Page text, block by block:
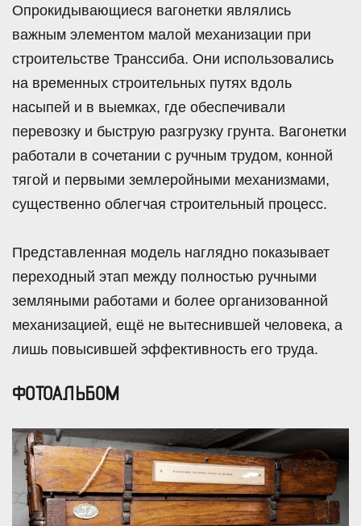
Опрокидывающиеся вагонетки являлись
важным элементом малой механизации при
строительстве Транссиба. Они использовались
на временных строительных путях вдоль
насыпей и в выемках, где обеспечивали
перевозку и быструю разгрузку грунта. Вагонетки
работали в сочетании с ручным трудом, конной
тягой и первыми землеройными механизмами,
существенно облегчая строительный процесс.
Представленная модель наглядно показывает
переходный этап между полностью ручными
земляными работами и более организованной
механизацией, ещё не вытеснившей человека, а
лишь повысившей эффективность его труда.
ФОТОАЛЬБОМ